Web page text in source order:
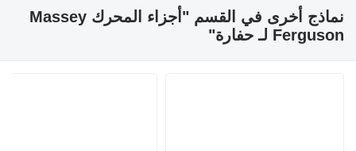
نماذج أخرى في القسم "أجزاء المحرك Massey
Ferguson لـ حفارة"